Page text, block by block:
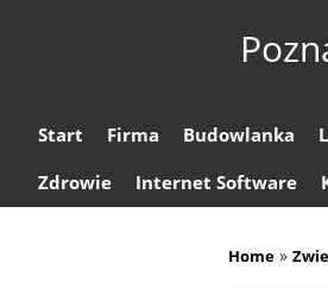
Start Firma Budowlanka
Zdrowie
Internet Software
Home »